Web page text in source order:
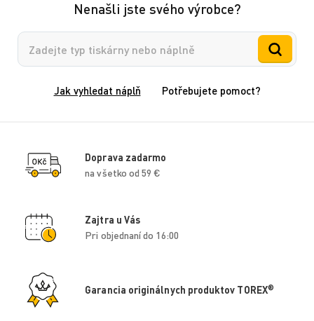
Nenašli jste svého výrobce?
Vyhledávání
Jak vyhledat náplň Potřebujete pomoct?
Doprava zadarmo
na všetko od 59 €
Zajtra u Vás
Pri objednaní do 16:00
Garancia originálnych produktov TOREX®